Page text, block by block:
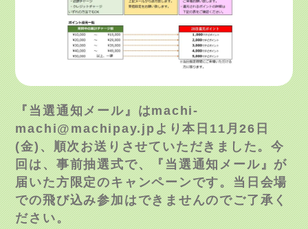
『当選通知メール』はmachi-
machi@machipay.jpより本日11月26日
(金)、順次お送りさせていただきました。今
回は、事前抽選式で、『当選通知メール』が
届いた方限定のキャンペーンです。当日会場
での飛び込み参加はできませんのでご了承く
ださい。